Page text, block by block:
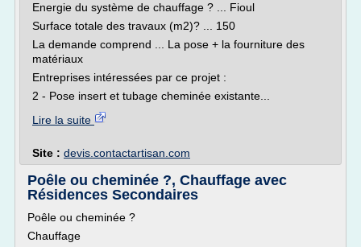
Energie du système de chauffage ? ... Fioul
Surface totale des travaux (m2)? ... 150
La demande comprend ... La pose + la fourniture des
matériaux
Entreprises intéressées par ce projet :
2 - Pose insert et tubage cheminée existante...
Lire la suite
Site : devis.contactartisan.com
Poêle ou cheminée ?, Chauffage avec
Résidences Secondaires
Poêle ou cheminée ?
Chauffage